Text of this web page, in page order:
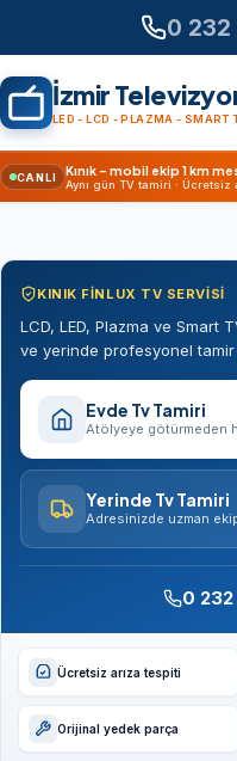
0 232
İzmir
LED - LCD - PLAZMA - SMART
CANLI Kınık – mobil ekip 1 km
Aynı gün TV tamiri · Ücretsiz
KINIK FINLUX TV SERVISI
LCD, LED, Plazma ve Smart
ve yerinde profesyonel tamir
Evde Tv Tamiri
Atölyeye götürmeden
Yerinde Tv Tamiri
Adresinizde uzman
0 232
Ücretsiz arıza tespiti
Orijinal yedek parça